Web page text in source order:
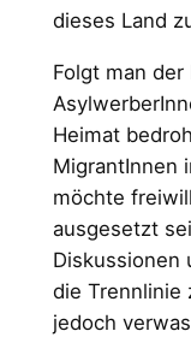
dieses Land
Folgt man
Heimat
MigrantInnen
möchte
ausge­setzt
Diskussionen
die Trennlinie
jedoch